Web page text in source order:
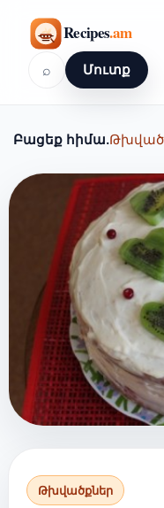
⌕ Մուտք
Բացեք հիմա.
Թխվածքներ